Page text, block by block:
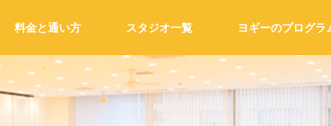
料金と通い方 スタジオ一覧 ヨギーのプログラ